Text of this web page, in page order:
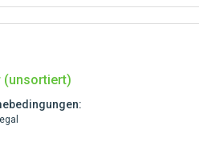
(unsortiert)